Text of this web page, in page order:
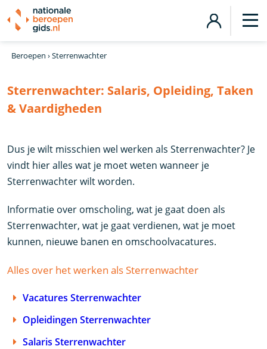
Beroepen ›Sterrenwachter
Sterrenwachter: Salaris, Opleiding, Taken
& Vaardigheden
Dus je wilt misschien wel werken als Sterrenwachter? Je
vindt hier alles wat je moet weten wanneer je
Sterrenwachter wilt worden.
Informatie over omscholing, wat je gaat doen als
Sterrenwachter, wat je gaat verdienen, wat je moet
kunnen, nieuwe banen en omschoolvacatures.
Alles over het werken als Sterrenwachter
Vacatures Sterrenwachter
Opleidingen Sterrenwachter
Salaris Sterrenwachter